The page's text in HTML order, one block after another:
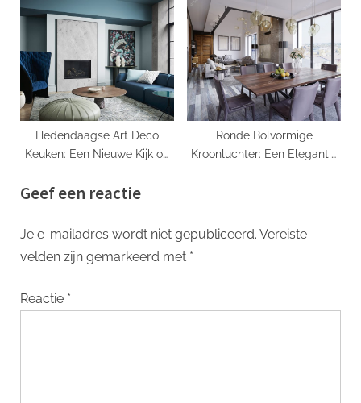
Hedendaagse Art Deco
Keuken: Een Nieuwe Kijk op
Ronde Bolvormige
Kroonluchter: Een Elegantie
Geef een reactie
Je e-mailadres wordt niet gepubliceerd. Vereiste
velden zijn gemarkeerd met *
Reactie *